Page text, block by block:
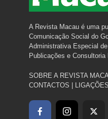
A Revista Macau é uma
Comunicação Social do
Administrativa Especial
Publicações e Consultoria
SOBRE A REVISTA
CONTACTOS